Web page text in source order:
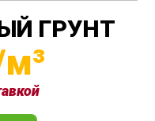
ГРУНТ